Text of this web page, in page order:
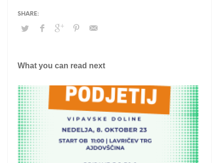
What you can read next